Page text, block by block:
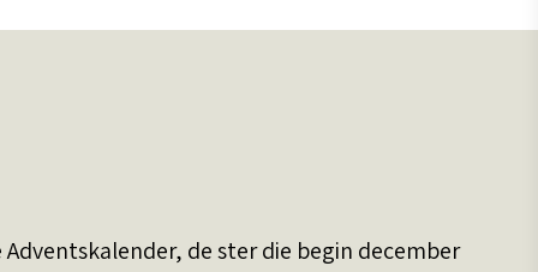
Adventskalender, de ster die begin december